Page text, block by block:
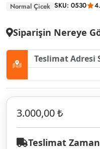
Normal Çicek SKU: 0530
Siparişin Nereye
3.000,00 ₺
Teslimat